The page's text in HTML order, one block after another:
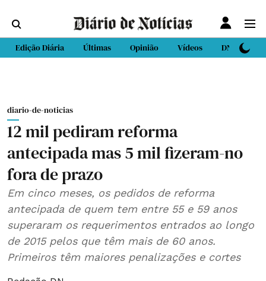
Edição Diária Últimas Opinião Vídeos DN Sport
diario-de-noticias
12 mil pediram reforma
antecipada mas 5 mil fizeram-no
fora de prazo
Em cinco meses, os pedidos de reforma
antecipada de quem tem entre 55 e 59 anos
superaram os requerimentos entrados ao longo
de 2015 pelos que têm mais de 60 anos.
Primeiros têm maiores penalizações e cortes